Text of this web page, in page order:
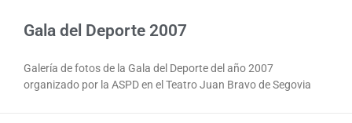
Gala del Deporte 2007
Galería de fotos de la Gala del Deporte del año 2007
organizado por la ASPD en el Teatro Juan Bravo de Segovia​